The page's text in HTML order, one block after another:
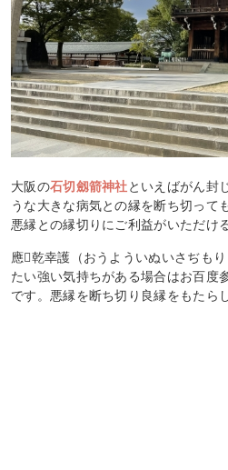
大阪の石切劔箭神社といえばがん封
うな大きな病気との縁を断ち切って
悪縁との縁切りにご利益がいただけ
應𢶜乾幸護（おうよういぬいさぢも
たい強い気持ちがある場合はお百度
です。悪縁を断ち切り良縁をもたら